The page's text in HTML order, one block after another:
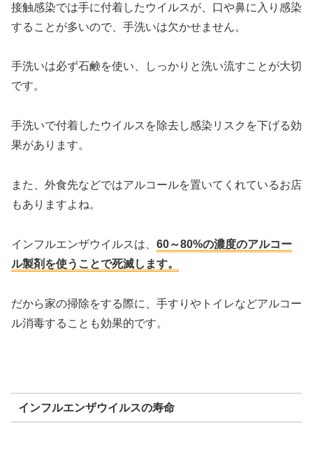
接触感染では手に付着したウイルスが、口や鼻に入り感染
することが多いので、手洗いは欠かせません。
手洗いは必ず石鹸を使い、しっかりと洗い流すことが大切
です。
手洗いで付着したウイルスを除去し感染リスクを下げる効
果があります。
また、外食先などではアルコールを置いてくれているお店
もありますよね。
インフルエンザウイルスは、 60～80%の濃度のアルコー
ル製剤を使うことで死滅します。
だから家の掃除をする際に、手すりやトイレなどアルコー
ル消毒することも効果的です。
インフルエンザウイルスの寿命